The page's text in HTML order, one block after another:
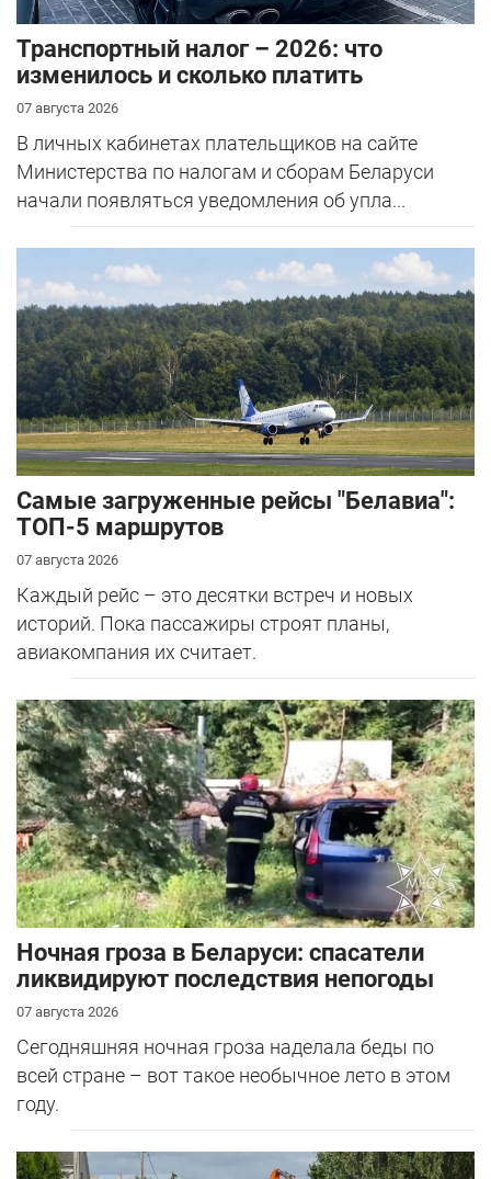
Транспортный налог – 2026: что
изменилось и сколько платить
07 августа 2026
В личных кабинетах плательщиков на сайте
Министерства по налогам и сборам Беларуси
начали появляться уведомления об упла...
Самые загруженные рейсы "Белавиа":
ТОП-5 маршрутов
07 августа 2026
Каждый рейс – это десятки встреч и новых
историй. Пока пассажиры строят планы,
авиакомпания их считает.
Ночная гроза в Беларуси: спасатели
ликвидируют последствия непогоды
07 августа 2026
Сегодняшняя ночная гроза наделала беды по
всей стране – вот такое необычное лето в этом
году.